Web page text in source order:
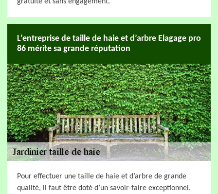
L’entreprise de taille de haie et d’arbre Elagage pro
86 mérite sa grande réputation
Pour effectuer une taille de haie et d’arbre de grande
qualité, il faut être doté d’un savoir-faire exceptionnel.